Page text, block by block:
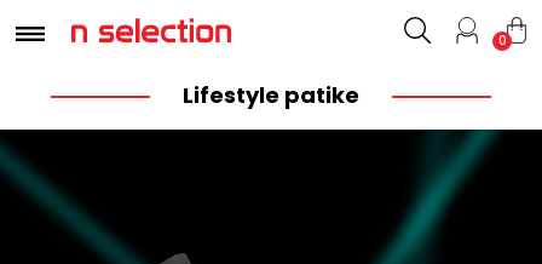
0
Lifestyle patike